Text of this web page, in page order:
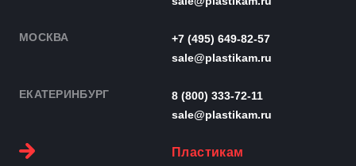
МОСКВА
+7 (495) 649-82-57
sale@plastikam.ru
ЕКАТЕРИНБУРГ
8 (800) 333-72-11
sale@plastikam.ru
Пластикам